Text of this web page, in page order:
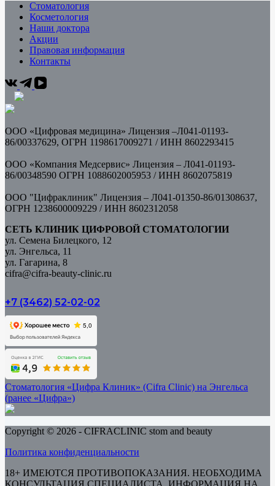
Стоматология
Косметология
Наши доктора
Акции
Правовая информация
Контакты
ООО «Цифровая медицина» Лицензия –Л041-01193-
86/00337629, ОГРН 1198617009271 / ИНН 8602293415
ООО «Компания Медсервис» Лицензия – Л041-01193-
86/00348590 ОГРН 1088602005953 / ИНН 8602075819
ООО "Цифраклиник" Лицензия – Л041-01350-86/01308637,
ОГРН 1238600009229 / ИНН 8602312058
СЕТЬ КЛИНИК ЦИФРОВОЙ СТОМАТОЛОГИИ
ул. Семена Билецкого, 12
ул. Энгельса, 11
ул. Гагарина, 8
cifra@cifra-beauty-clinic.ru
+7 (3462) 52-02-02
Стоматология «Цифра Клиник» (Cifra Clinic) на Энгельса
(ранее «Цифра»)
Copyright © 2026 - CIFRACLINIC stom and beauty
Политика конфиденциальности
18+ ИМЕЮТСЯ ПРОТИВОПОКАЗАНИЯ. НЕОБХОДИМА
КОНСУЛЬТАЦИЯ СПЕЦИАЛИСТА. ИНФОРМАЦИЯ НА